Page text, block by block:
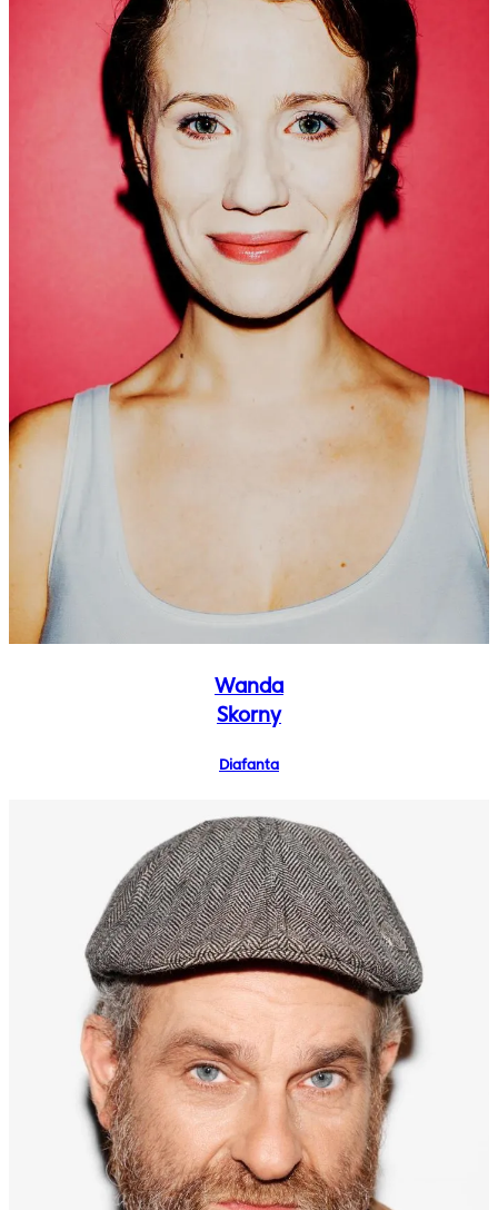
Wanda
Skorny
Diafanta